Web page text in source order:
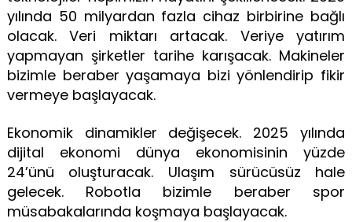
yılında 50 milyardan fazla cihaz birbirine bağlı
olacak. Veri miktarı artacak. Veriye yatırım
yapmayan şirketler tarihe karışacak. Makineler
bizimle beraber yaşamaya bizi yönlendirip fikir
vermeye başlayacak.
Ekonomik dinamikler değişecek. 2025 yılında
dijital ekonomi dünya ekonomisinin yüzde
24’ünü oluşturacak. Ulaşım sürücüsüz hale
gelecek. Robotla bizimle beraber spor
müsabakalarında koşmaya başlayacak.